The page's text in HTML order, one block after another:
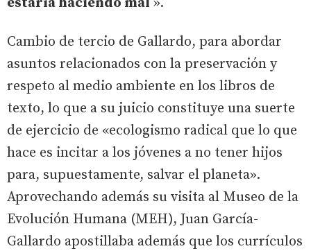
Cambio de tercio de Gallardo, para abordar
asuntos relacionados con la preservación y
respeto al medio ambiente en los libros de
texto, lo que a su juicio constituye una suerte
de ejercicio de «ecologismo radical que lo que
hace es incitar a los jóvenes a no tener hijos
para, supuestamente, salvar el planeta».
Aprovechando además su visita al Museo de la
Evolución Humana (MEH), Juan García-
Gallardo apostillaba además que los currículos